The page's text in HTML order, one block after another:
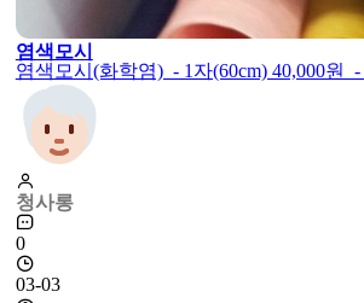
염색모시
염색모시(화학염) - 1자(60cm) 40,000원 -
청사롱
0
03-03